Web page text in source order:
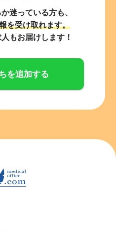
迷っている方も、
を受け取れます。
もお届けします！
を追加する